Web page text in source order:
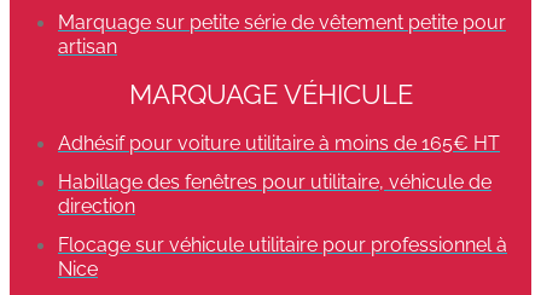
Marquage sur petite série de vêtement petite pour
artisan
MARQUAGE VÉHICULE
Adhésif pour voiture utilitaire à moins de 165€ HT
Habillage des fenêtres pour utilitaire, véhicule de
direction
Flocage sur véhicule utilitaire pour professionnel à
Nice